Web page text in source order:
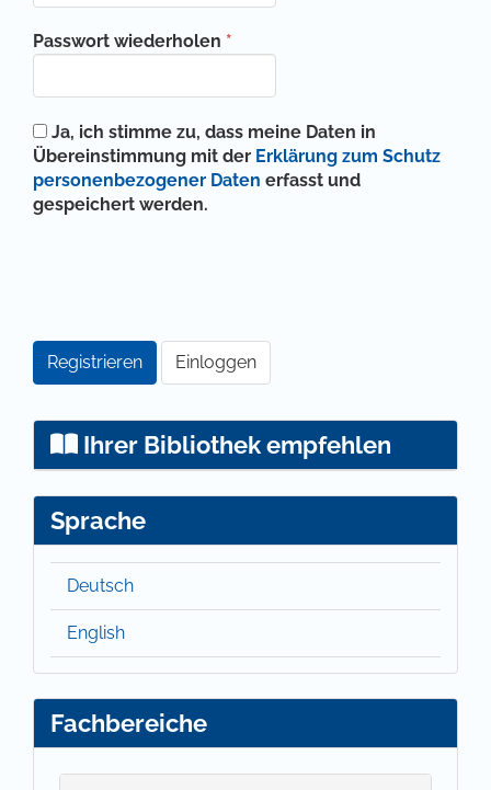
Passwort wiederholen *
Übereinstimmung mit der Erklärung zum Schutz
personenbezogener Daten erfasst und
gespeichert werden.
Registrieren Einloggen
Ihrer Bibliothek empfehlen
Sprache
Deutsch
English
Fachbereiche